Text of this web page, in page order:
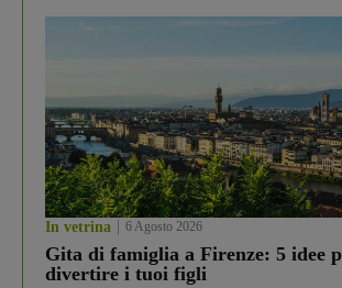
In vetrina 6 Agosto 2026
Gita di famiglia a Firenze: 5 idee
divertire i tuoi figli